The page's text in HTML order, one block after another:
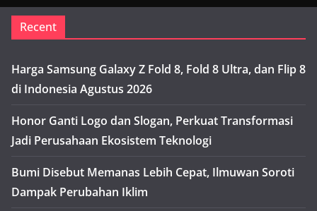
Recent
Harga Samsung Galaxy Z Fold 8, Fold 8 Ultra, dan Flip 8
di Indonesia Agustus 2026
Honor Ganti Logo dan Slogan, Perkuat Transformasi
Jadi Perusahaan Ekosistem Teknologi
Bumi Disebut Memanas Lebih Cepat, Ilmuwan Soroti
Dampak Perubahan Iklim